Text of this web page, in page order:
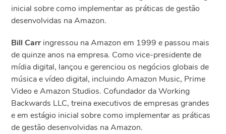
inicial sobre como implementar as práticas de gestão
desenvolvidas na Amazon.
Bill Carringressou na Amazon em 1999 e passou mais
de quinze anos na empresa. Como vice-presidente de
mídia digital, lançou e gerenciou os negócios globais de
música e vídeo digital, incluindo Amazon Music, Prime
Video e Amazon Studios. Cofundador da Working
Backwards LLC, treina executivos de empresas grandes
e em estágio inicial sobre como implementar as práticas
de gestão desenvolvidas na Amazon.